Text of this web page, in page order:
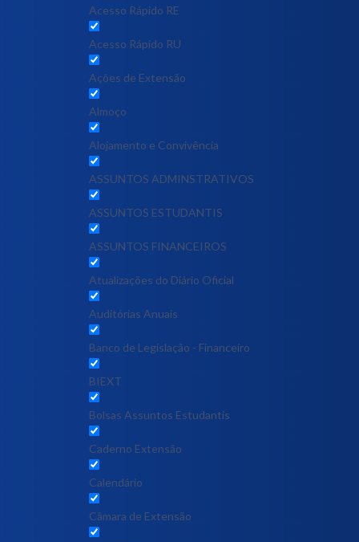
Acesso Rápido RE
Acesso Rápido RU
Ações de Extensão
Almoço
Alojamento e Convivência
ASSUNTOS ADMINSTRATIVOS
ASSUNTOS ESTUDANTIS
ASSUNTOS FINANCEIROS
Atualizações do Diário Oficial
Auditórias Anuais
Banco de Legislação - Financeiro
BIEXT
Bolsas Assuntos Estudantis
Caderno Extensão
Calendário
Câmara de Extensão